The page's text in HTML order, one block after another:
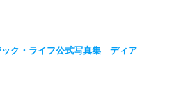
ック・ライフ公式写真集 ディア